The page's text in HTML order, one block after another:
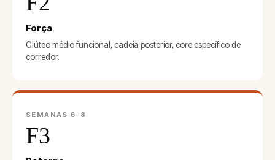
Força
Glúteo médio funcional, cadeia posterior, core específico de
corredor.
SEMANAS 6-8
F3